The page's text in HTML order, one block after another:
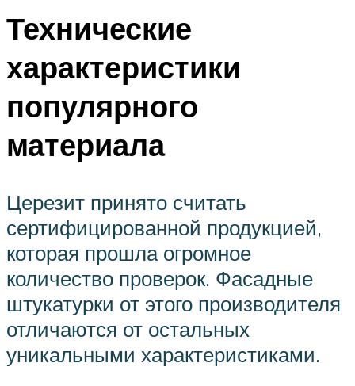
Технические
характеристики
популярного
материала
Церезит принято считать
сертифицированной продукцией,
которая прошла огромное
количество проверок. Фасадные
штукатурки от этого производителя
отличаются от остальных
уникальными характеристиками.